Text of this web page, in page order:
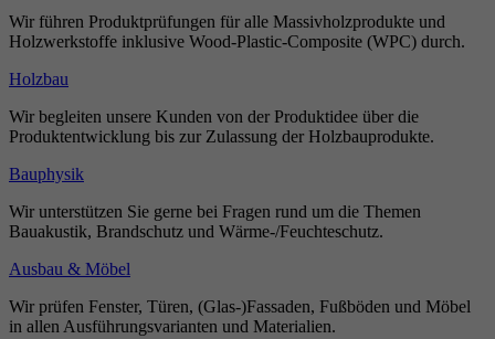
Wir führen Produktprüfungen für alle Massivholzprodukte und
Holzwerkstoffe inklusive Wood-Plastic-Composite (WPC) durch.
Holzbau
Wir begleiten unsere Kunden von der Produktidee über die
Produktentwicklung bis zur Zulassung der Holzbauprodukte.
Bauphysik
Wir unterstützen Sie gerne bei Fragen rund um die Themen
Bauakustik, Brandschutz und Wärme-/Feuchteschutz.
Ausbau & Möbel
Wir prüfen Fenster, Türen, (Glas-)Fassaden, Fußböden und Möbel
in allen Ausführungsvarianten und Materialien.